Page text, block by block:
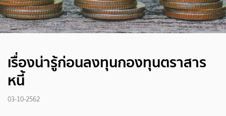
เรื่องน่ารู้ก่อนลงทุนกองทุนตราสาร
หนี้
03-10-2562